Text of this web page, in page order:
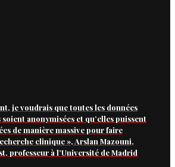
je voudrais que toutes les données
soient anonymisées et qu’elles puissent
de manière massive pour faire
clinique », Arslan Mazouni,
professeur à l’Université de Madrid